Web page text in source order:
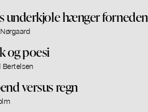
underkjole hænger forneden
og poesi
Bertelsen
versus regn